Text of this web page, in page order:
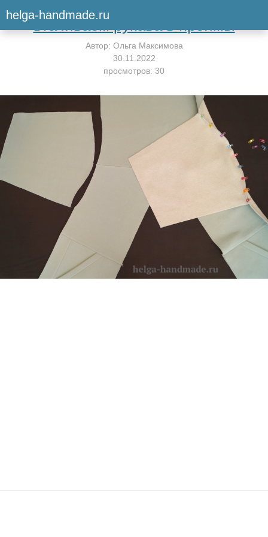
helga-handmade.ruВернуться к мастер-классу
втачиваем рукава в проймы
Автор: Ольга Максимова
30.11.2022
просмотров: 30